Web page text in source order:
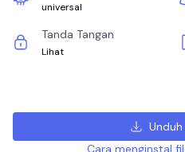
universal
Tanda Tangan
Lihat
Unduh
Cara menginstal